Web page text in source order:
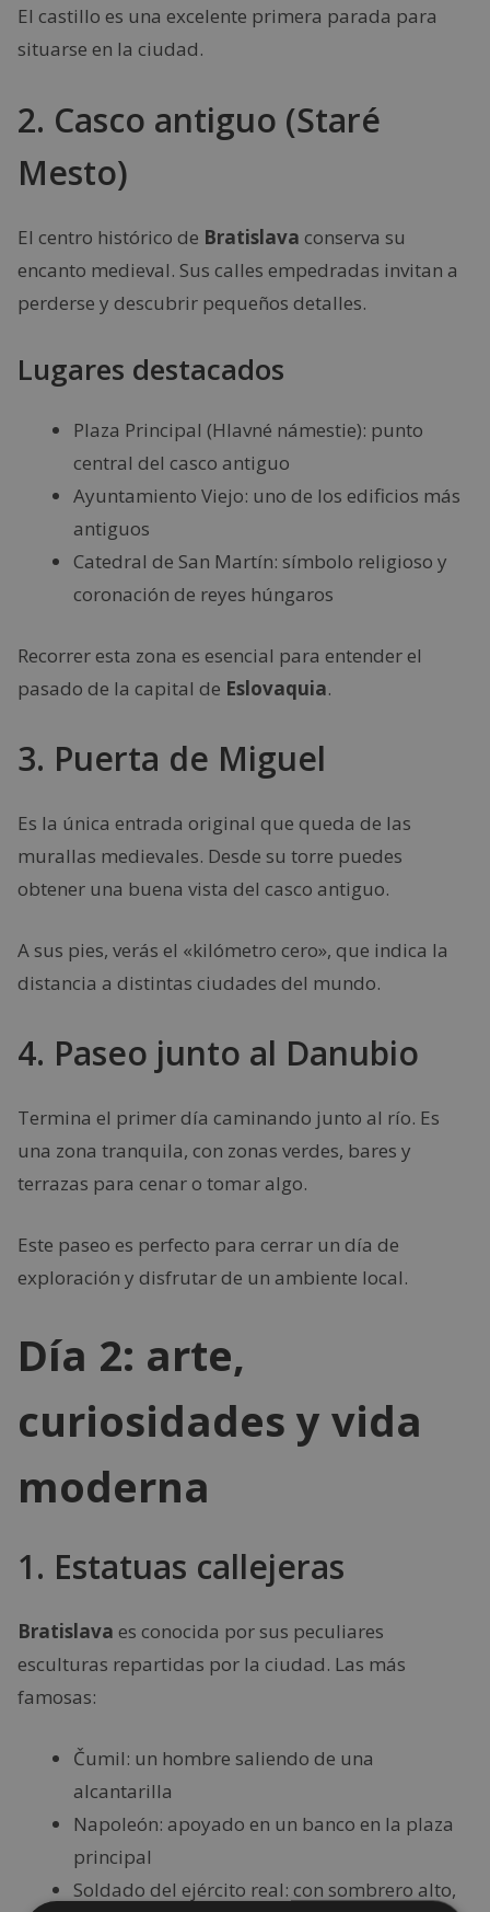
El castillo es una excelente primera parada para
situarse en la ciudad.
2. Casco antiguo (Staré
Mesto)
El centro histórico de Bratislava conserva su
encanto medieval. Sus calles empedradas invitan a
perderse y descubrir pequeños detalles.
Lugares destacados
Plaza Principal (Hlavné námestie): punto
central del casco antiguo
Ayuntamiento Viejo: uno de los edificios más
antiguos
Catedral de San Martín: símbolo religioso y
coronación de reyes húngaros
Recorrer esta zona es esencial para entender el
pasado de la capital de Eslovaquia.
3. Puerta de Miguel
Es la única entrada original que queda de las
murallas medievales. Desde su torre puedes
obtener una buena vista del casco antiguo.
A sus pies, verás el «kilómetro cero», que indica la
distancia a distintas ciudades del mundo.
4. Paseo junto al Danubio
Termina el primer día caminando junto al río. Es
una zona tranquila, con zonas verdes, bares y
terrazas para cenar o tomar algo.
Este paseo es perfecto para cerrar un día de
exploración y disfrutar de un ambiente local.
Día 2: arte,
curiosidades y vida
moderna
1. Estatuas callejeras
Bratislava es conocida por sus peculiares
esculturas repartidas por la ciudad. Las más
famosas:
Čumil: un hombre saliendo de una
alcantarilla
Napoleón: apoyado en un banco en la plaza
principal
Soldado del ejército real: con sombrero alto,